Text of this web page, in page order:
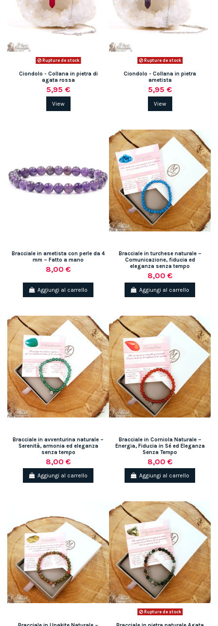
Rupture de stock
Ciondolo - Collana in pietra di
agata rossa
5,95 €
View
Rupture de stock
Ciondolo - Collana in pietra
ametista
5,95 €
View
Bracciale in ametista con perle da 4
mm – Fatto a mano
8,00 €
Aggiungi al carrello
Bracciale in turchese naturale –
Comunicazione, fiducia ed
eleganza senza tempo
8,00 €
Aggiungi al carrello
Bracciale in avventurina naturale –
Serenità, armonia ed eleganza
senza tempo
8,00 €
Aggiungi al carrello
Bracciale in Corniola Naturale –
Energia, Fiducia in Sé ed Eleganza
Senza Tempo
8,00 €
Aggiungi al carrello
Rupture de stock